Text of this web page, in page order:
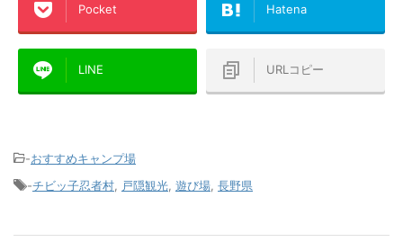
Pocket Hatena
LINE URLコピー
-おすすめキャンプ場
-チビッ子忍者村, 戸隠観光, 遊び場, 長野県